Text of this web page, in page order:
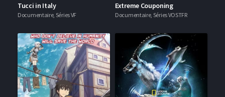
Tucci in Italy
Documentaire, Séries VF
Extreme Couponing
Documentaire, Séries VOSTFR